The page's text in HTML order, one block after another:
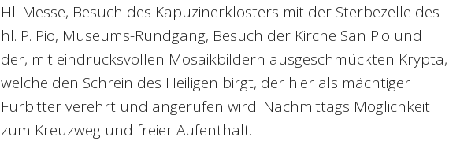
Hl. Messe, Besuch des Kapuzinerklosters mit der Sterbezelle des
hl. P. Pio, Museums-Rundgang, Besuch der Kirche San Pio und
der, mit eindrucksvollen Mosaikbildern ausgeschmückten Krypta,
welche den Schrein des Heiligen birgt, der hier als mächtiger
Fürbitter verehrt und angerufen wird. Nachmittags Möglichkeit
zum Kreuzweg und freier Aufenthalt.